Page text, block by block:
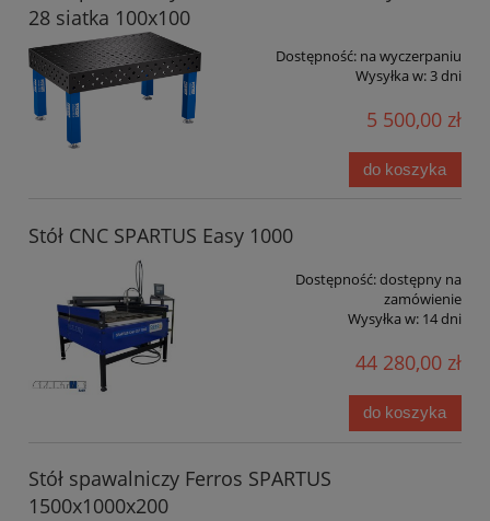
28 siatka 100x100
Dostępność: na wyczerpaniu
Wysyłka w:3 dni
5 500,00 zł
do koszyka
Stół CNC SPARTUS Easy 1000
Dostępność:dostępny na
zamówienie
Wysyłka w: 14 dni
44 280,00 zł
do koszyka
Stół spawalniczy Ferros SPARTUS
1500x1000x200